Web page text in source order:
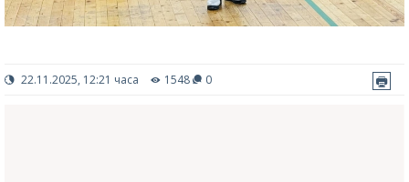
22.11.2025, 12:21 часа 1548 0